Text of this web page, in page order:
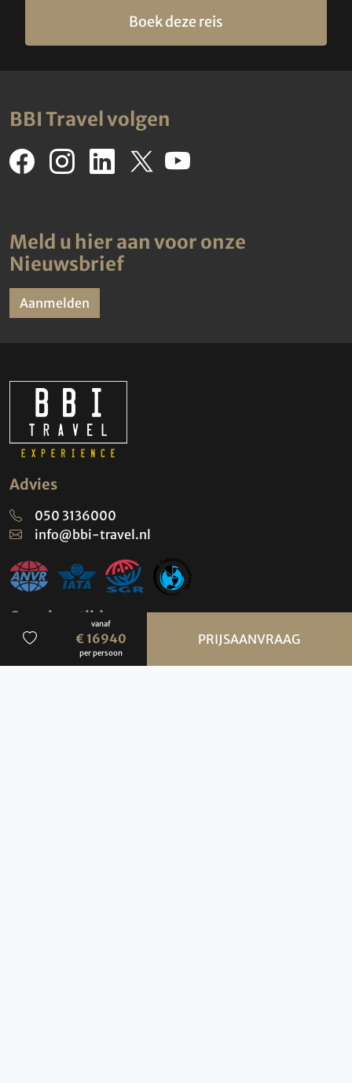
Boek deze reis
vanaf
€ 16940
per persoon
PRIJSAANVRAAG
BBI Travel volgen
Meld u hier aan voor onze
Nieuwsbrief
Aanmelden
Advies
050 3136000
info@bbi-travel.nl
Openingstijden
BBI Travel
maandag t/m vrijdag